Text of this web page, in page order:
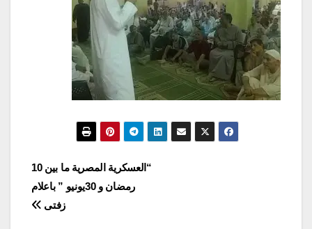
“العسكرية المصرية ما بين 10
رمضان و 30يونيو ” باعلام
زفتى